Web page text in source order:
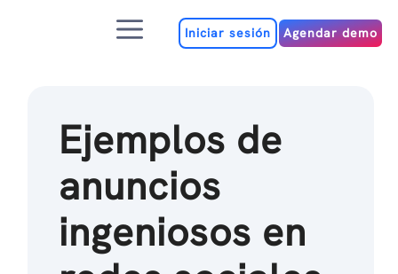
MenúIniciar sesión Agendar demo
Ejemplos de
anuncios
ingeniosos en